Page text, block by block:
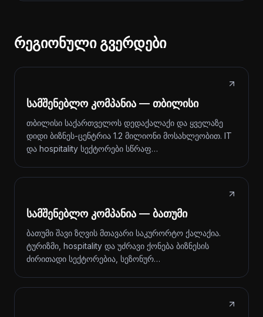
რეგიონული გვერდები
სამშენებლო კომპანია — თბილისი
თბილისი საქართველოს დედაქალაქი და ყველაზე
დიდი ბიზნეს-ცენტრია 1.2 მილიონი მოსახლეობით. IT
და hospitality სექტორები სწრაფ…
სამშენებლო კომპანია — ბათუმი
ბათუმი შავი ზღვის მთავარი საკურორტო ქალაქია.
ტურიზმი, hospitality და უძრავი ქონება ბიზნესის
ძირითადი სექტორებია, სეზონურ…